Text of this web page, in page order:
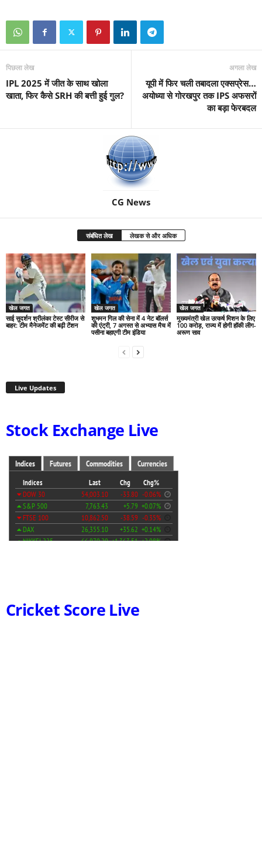
पिछला लेख
IPL 2025 में जीत के साथ खोला
खाता, फिर कैसे SRH की बत्ती हुई गुल?
अगला लेख
यूपी में फिर चली तबादला एक्सप्रेस…
अयोध्या से गोरखपुर तक IPS अफसरों
का बड़ा फेरबदल
CG News
संबंधित लेख लेखक से और अधिक
खेल जगत
साई सुदर्शन श्रीलंका टेस्ट सीरीज से
बाहर: टीम मैनेजमेंट की बढ़ी टेंशन
खेल जगत
शुभमन गिल की सेना में 4 नेट बॉलर्स
की एंट्री, 7 अगस्त से अभ्यास मैच में
पसीना बहाएगी टीम इंडिया
खेल जगत
मुख्यमंत्री खेल उत्कर्ष मिशन के लिए
100 करोड़, राज्य में होगी हॉकी लीग-
अरूण साव
Live Updates
Stock Exchange Live
Cricket Score Live